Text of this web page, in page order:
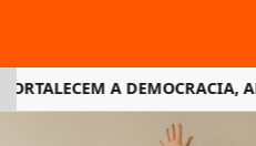
A DEMOCRACIA,